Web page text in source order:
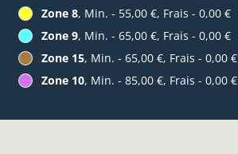
Zone 8, Min. - 55,00 €, Frais - 0,00 €
Zone 9, Min. - 65,00 €, Frais - 0,00 €
Zone 15, Min. - 65,00 €, Frais - 0,00 €
Zone 10, Min. - 85,00 €, Frais - 0,00 €